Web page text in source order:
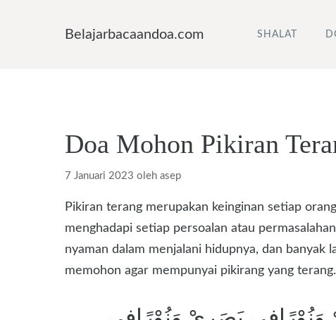
Belajarbacaandoa.com SHALAT
Doa Mohon Pikiran
7 Januari 2023 oleh asep
Pikiran terang merupakan keinginan setiap
menghadapi setiap persoalan atau
nyaman dalam menjalani hidupnya, dan banyak
memohon agar mempunyai pikirang yang terang.